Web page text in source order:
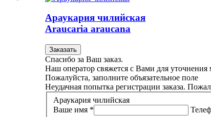
Араукария чилийская
Araucaria araucana
Заказать
Спасибо за Ваш заказ.
Наш оператор свяжется с Вами для уточнения
Пожалуйста, заполните объязательное поле
Неудачная попытка регистрации заказа.
Араукария чилийская
Ваше имя *